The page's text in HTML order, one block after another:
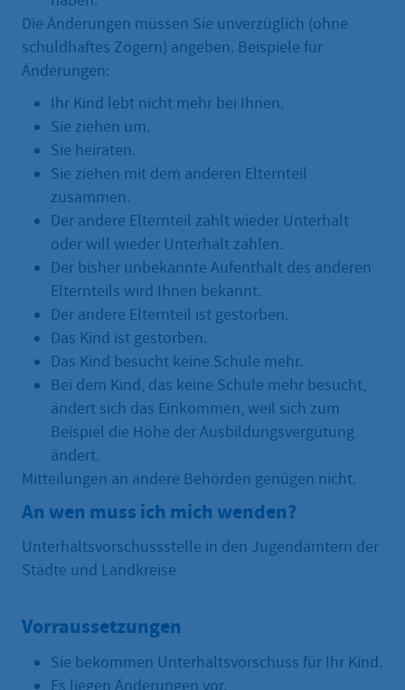
Die Änderungen müssen Sie unverzüglich (ohne
schuldhaftes Zögern) angeben. Beispiele für
Änderungen:
Ihr Kind lebt nicht mehr bei Ihnen.
Sie ziehen um.
Sie heiraten.
Sie ziehen mit dem anderen Elternteil
zusammen.
Der andere Elternteil zahlt wieder Unterhalt
oder will wieder Unterhalt zahlen.
Der bisher unbekannte Aufenthalt des anderen
Elternteils wird Ihnen bekannt.
Der andere Elternteil ist gestorben.
Das Kind ist gestorben.
Das Kind besucht keine Schule mehr.
Bei dem Kind, das keine Schule mehr besucht,
ändert sich das Einkommen, weil sich zum
Beispiel die Höhe der Ausbildungsvergütung
ändert.
Mitteilungen an andere Behörden genügen nicht.
An wen muss ich mich wenden?
Unterhaltsvorschussstelle in den Jugendämtern der
Städte und Landkreise
Vorraussetzungen
Sie bekommen Unterhaltsvorschuss für Ihr Kind.
Es liegen Änderungen vor.